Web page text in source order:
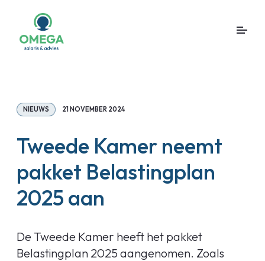
NIEUWS 21 NOVEMBER 2024
Tweede Kamer neemt
pakket Belastingplan
2025 aan
De Tweede Kamer heeft het pakket
Belastingplan 2025 aangenomen. Zoals